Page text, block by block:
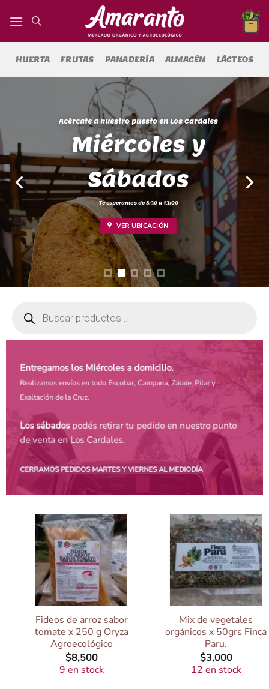
HUERTA FRUTAS PANADERÍA ALMACÉN LÁCTEOS
Nucleamos
agroecológicos,
orgánicos y
biodinámicos.
VER TODOS LOS PRODUCTOS
Mix de vegetales
orgánicos x 50grs Finca
Paru.
3,000
12 en stock
Fideos de arroz sabor
tomate x 250 g Oryza
Agroecológico
8,500
9 en stock
productos
Entregamos los Miércoles a domicilio.
Realizamos envíos en todo Escobar, Campana, Zárate, Pilar y
Exaltación de la Cruz.
Los sábados podés retirar tu pedido en nuestro punto
de venta en Los Cardales.
CERRAMOS PEDIDOS MARTES Y VIERNES AL MEDIODÍA